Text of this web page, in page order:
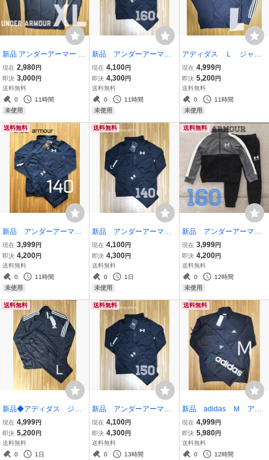
新品 アンダーアーマー H
EATGEAR コンプレッシ
ョンインナー 黒 XL 長袖
現在 2,980円
即決 3,000円
送料無料
0
11時間
未使用
新品 アンダーアーマ
ー １６０ ジャージ上
下 キッズ 黒 ブラッ
ク
現在 4,100円
即決 4,300円
送料無料
0
11時間
未使用
アディダス Ｌ ジャー
ジ上下 adidas ネイビー
セット
現在 4,999円
即決 5,200円
送料無料
0
11時間
未使用
送料無料
新品 アンダーアーマ
ー １４０ ジャージ上
下 キッズ ネイビー
紺 セットアップ
現在 3,999円
即決 4,200円
送料無料
0
11時間
未使用
送料無料
新品 アンダーアーマ
ー １４０ ジャージ上
下 キッズ 黒 ブラッ
ク
現在 4,100円
即決 4,300円
送料無料
0
1日
未使用
送料無料
新品 アンダーアーマ
ー １６０ ジャージ上
下 キッズ セット グ
レー ブラック
現在 3,999円
即決 4,200円
送料無料
0
12時間
未使用
送料無料
新品◆アディダス ジャ
ージ上下 Ｌ メンズ adi
das ブラック 白ライン
現在 4,999円
即決 5,200円
送料無料
0
1日
送料無料
新品 アンダーアーマ
ー １５０ ジャージ上
下 キッズ 黒 ブラッ
ク
現在 4,100円
即決 4,300円
送料無料
0
13時間
送料無料
新品 adidas Ｍ アデ
ィダス ジャージ上下
メンズ ブラック セッ
ト
現在 4,999円
即決 5,980円
送料無料
0
12時間